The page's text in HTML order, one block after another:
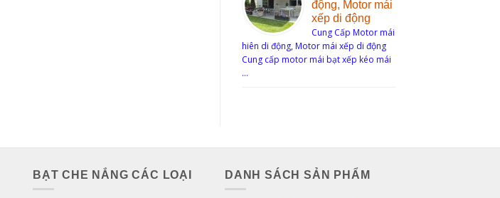
động, Motor mái
xếp di động
Cung Cấp Motor mái
hiên di động, Motor mái xếp di động
Cung cấp motor mái bạt xếp kéo mái
…
BẠT CHE NẮNG CÁC LOẠI DANH SÁCH SẢN PHẨM